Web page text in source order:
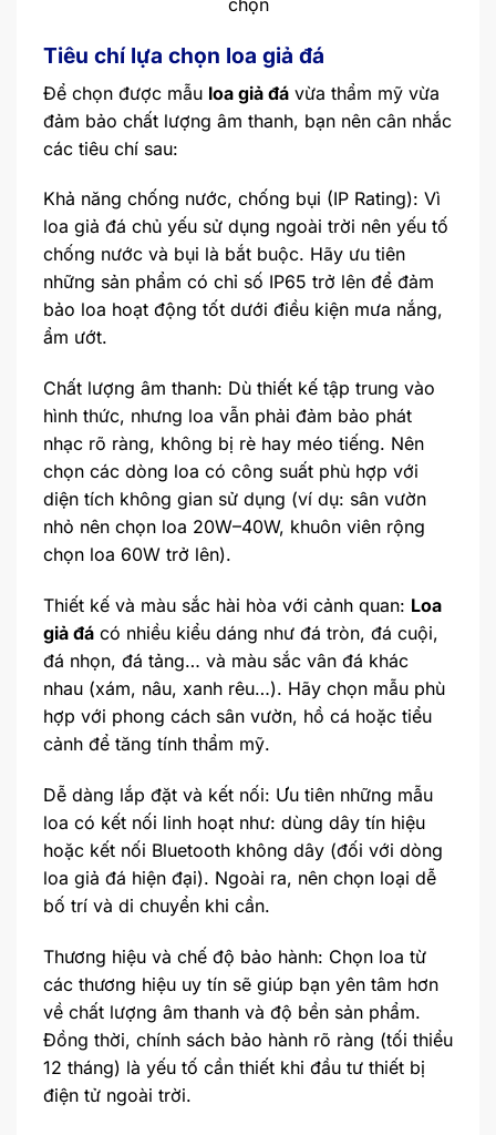
chọn
Tiêu chí lựa chọn loa giả đá
Để chọn được mẫu loa giả đá vừa thẩm mỹ vừa
đảm bảo chất lượng âm thanh, bạn nên cân nhắc
các tiêu chí sau:
Khả năng chống nước, chống bụi (IP Rating): Vì
loa giả đá chủ yếu sử dụng ngoài trời nên yếu tố
chống nước và bụi là bắt buộc. Hãy ưu tiên
những sản phẩm có chỉ số IP65 trở lên để đảm
bảo loa hoạt động tốt dưới điều kiện mưa nắng,
ẩm ướt.
Chất lượng âm thanh: Dù thiết kế tập trung vào
hình thức, nhưng loa vẫn phải đảm bảo phát
nhạc rõ ràng, không bị rè hay méo tiếng. Nên
chọn các dòng loa có công suất phù hợp với
diện tích không gian sử dụng (ví dụ: sân vườn
nhỏ nên chọn loa 20W–40W, khuôn viên rộng
chọn loa 60W trở lên).
Thiết kế và màu sắc hài hòa với cảnh quan: Loa
giả đá có nhiều kiểu dáng như đá tròn, đá cuội,
đá nhọn, đá tảng… và màu sắc vân đá khác
nhau (xám, nâu, xanh rêu…). Hãy chọn mẫu phù
hợp với phong cách sân vườn, hồ cá hoặc tiểu
cảnh để tăng tính thẩm mỹ.
Dễ dàng lắp đặt và kết nối: Ưu tiên những mẫu
loa có kết nối linh hoạt như: dùng dây tín hiệu
hoặc kết nối Bluetooth không dây (đối với dòng
loa giả đá hiện đại). Ngoài ra, nên chọn loại dễ
bố trí và di chuyển khi cần.
Thương hiệu và chế độ bảo hành: Chọn loa từ
các thương hiệu uy tín sẽ giúp bạn yên tâm hơn
về chất lượng âm thanh và độ bền sản phẩm.
Đồng thời, chính sách bảo hành rõ ràng (tối thiểu
12 tháng) là yếu tố cần thiết khi đầu tư thiết bị
điện tử ngoài trời.